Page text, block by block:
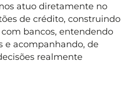
atuo diretamente no
de crédito, construindo
bancos, entendendo
e acompanhando, de
realmente